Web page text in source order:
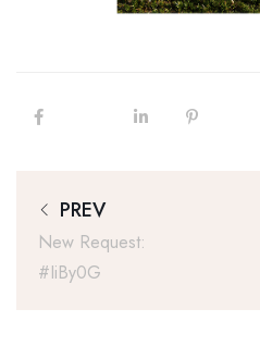
PREV
New Request:
#IiBy0G